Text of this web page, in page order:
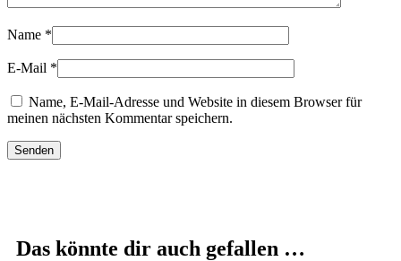
Name *
E-Mail *
Name, E-Mail-Adresse und Website in diesem Browser für
meinen nächsten Kommentar speichern.
Das könnte dir auch gefallen …